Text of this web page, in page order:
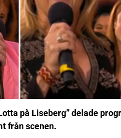
på Liseberg” delade
från scenen.